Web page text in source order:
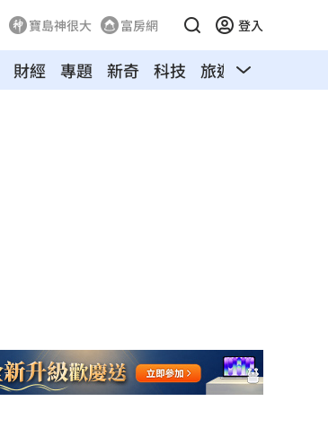
寶島神很大 富房網 登入
財經 專題 新奇 科技 旅遊 汽車